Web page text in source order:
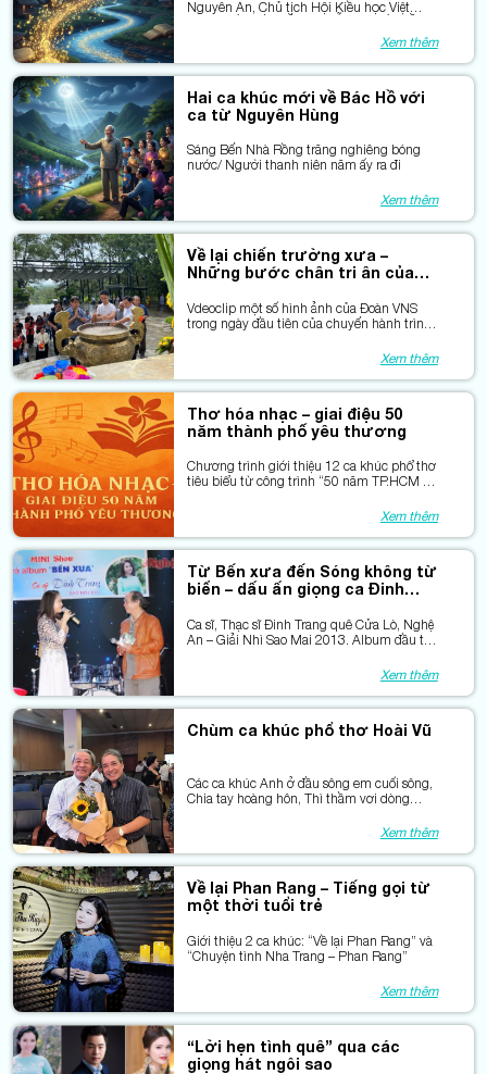
Nguyên An, Chủ tịch Hội Kiều học Việt
Xem thêm
Hai ca khúc mới về Bác Hồ với
ca từ Nguyên Hùng
Sáng Bến Nhà Rồng trăng nghiêng bóng
nước/ Người thanh niên năm ấy ra đi
Xem thêm
Về lại chiến trường xưa –
Những bước chân tri ân của
Vdeoclip một số hình ảnh của Đoàn VNS
trong ngày đầu tiên của chuyến hành trình
Xem thêm
Thơ hóa nhạc – giai điệu 50
năm thành phố yêu thương
Chương trình giới thiệu 12 ca khúc phổ thơ
tiêu biểu từ công trình “50 năm TP.HCM –
Xem thêm
Từ Bến xưa đến Sóng không từ
biển – dấu ấn giọng ca Đinh
Ca sĩ, Thạc sĩ Đinh Trang quê Cửa Lò, Nghệ
An – Giải Nhì Sao Mai 2013. Album đầu tay
An Tuyên phổ thơ Nguyên Hùng và điều
thú vị là cả ba chúng tôi đều là người con
làng chài Nghi Hải.
Xem thêm
Chùm ca khúc phổ thơ Hoài Vũ
Các ca khúc Anh ở đầu sông em cuối sông,
Chia tay hoàng hôn, Thì thầm vơi dòng
Xem thêm
Về lại Phan Rang – Tiếng gọi từ
một thời tuổi trẻ
Giới thiệu 2 ca khúc: “Về lại Phan Rang” và
“Chuyện tình Nha Trang – Phan Rang”
Xem thêm
“Lời hẹn tình quê” qua các
giọng hát ngôi sao